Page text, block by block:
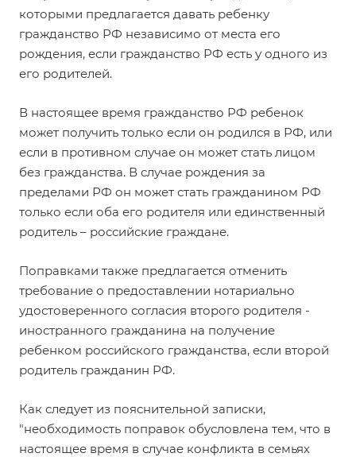
которыми предлагается давать ребенку
гражданство РФ независимо от места его
рождения, если гражданство РФ есть у одного из
его родителей.
В настоящее время гражданство РФ ребенок
может получить только если он родился в РФ, или
если в противном случае он может стать лицом
без гражданства. В случае рождения за
пределами РФ он может стать гражданином РФ
только если оба его родителя или единственный
родитель – российские граждане.
Поправками также предлагается отменить
требование о предоставлении нотариально
удостоверенного согласия второго родителя -
иностранного гражданина на получение
ребенком российского гражданства, если второй
родитель гражданин РФ.
Как следует из пояснительной записки,
"необходимость поправок обусловлена тем, что в
настоящее время в случае конфликта в семьях